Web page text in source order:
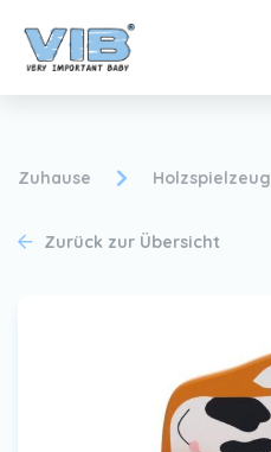
Zuhause Holzspielzeug
Zurück zur Übersicht